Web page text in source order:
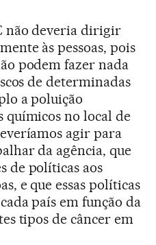
não deveria dirigir
às pessoas, pois
podem fazer nada
de determinadas
a poluição
químicos no local de
agir para
da agência, que
de políticas aos
e que essas políticas
país em função da
tipos de câncer em